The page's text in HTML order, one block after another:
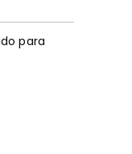
para